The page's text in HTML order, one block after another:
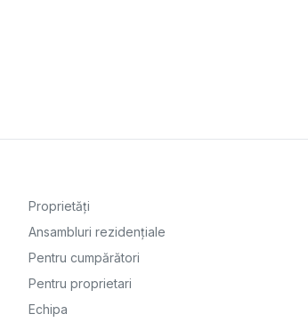
Proprietăți
Ansambluri rezidențiale
Pentru cumpărători
Pentru proprietari
Echipa